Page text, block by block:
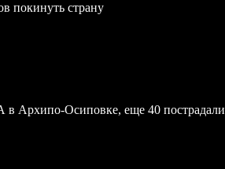
покинуть страну
Архипо-Осиповке, еще 40 пострадали